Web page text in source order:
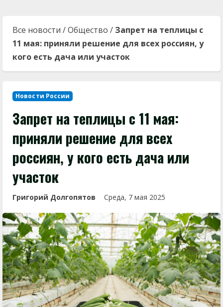
Все новости /Общество / Запрет на теплицы с
11 мая: приняли решение для всех россиян, у
кого есть дача или участок
Новости России
Запрет на теплицы с 11 мая:
приняли решение для всех
россиян, у кого есть дача или
участок
Григорий Долгопятов Среда, 7 мая 2025